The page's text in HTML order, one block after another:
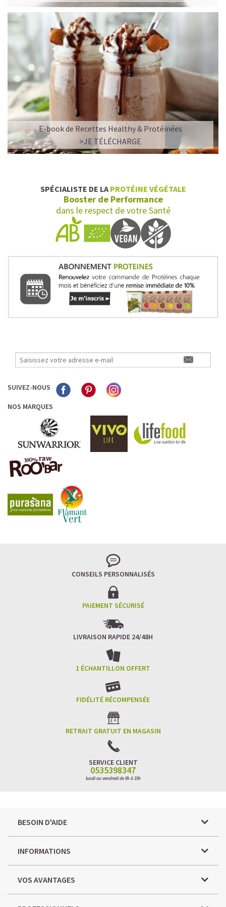
Le cacao que Lovechock utilise est produit de façon
honnête et fait en sorte qu'il y ait une rémunération
juste pour les agriculteurs. Lovechock achète le cacao
directement aux coopératives de ses agriculteurs en
Équateur et au pérou, sans intermédiaires. De cette
façon nous évitons que la marge soit destinée à des tiers
et nous nous assurons que les agriculteurs concernés
reçoivent un salaire juste et sont traités avec respect.
SANS PLASTIQUE
Lovechock veut prendre soin de la planète. Parce que
nous aimons notre terre, tous les produits sont
emballés avec des matériaux sans plastiques et
E-book de Recettes Healthy & Protéinées
>JE TÉLÉCHARGE
SPÉCIALISTE DE LA PROTÉINE VÉGÉTALE
Booster de Performance
dans le respect de votre Santé
SUIVEZ-NOUS
NOS MARQUES
CONSEILS PERSONNALISÉS
PAIEMENT SÉCURISÉ
LIVRAISON RAPIDE 24/48H
1 ÉCHANTILLON OFFERT
FIDÉLITÉ RÉCOMPENSÉE
RETRAIT GRATUIT EN MAGASIN
SERVICE CLIENT
0535398347
lundi au vendredi de 9h à 19h
BESOIN D'AIDE
INFORMATIONS
VOS AVANTAGES